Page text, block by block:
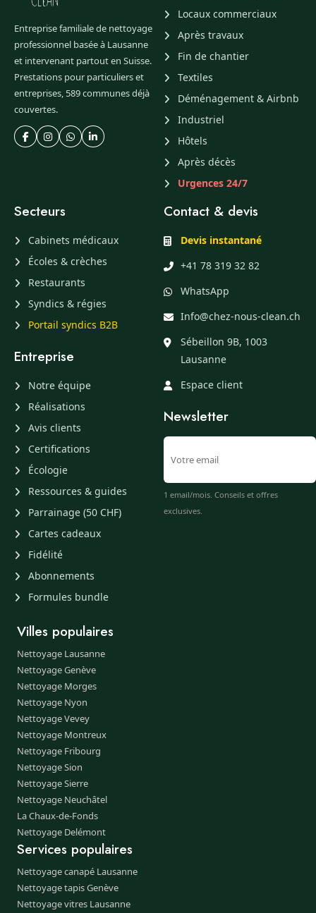
Entreprise familiale de nettoyage
professionnel basée à Lausanne
et intervenant partout en Suisse.
Prestations pour particuliers et
entreprises, 589 communes déjà
couvertes.
Locaux commerciaux
Après travaux
Fin de chantier
Textiles
Déménagement & Airbnb
Industriel
Hôtels
Après décès
Urgences 24/7
Secteurs
Cabinets médicaux
Écoles & crèches
Restaurants
Syndics & régies
Portail syndics B2B
Entreprise
Notre équipe
Réalisations
Avis clients
Certifications
Écologie
Ressources & guides
Parrainage (50 CHF)
Cartes cadeaux
Fidélité
Abonnements
Formules bundle
Contact & devis
Devis instantané
+41 78 319 32 82
WhatsApp
Info@chez-nous-clean.ch
Sébeillon 9B, 1003
Lausanne
Espace client
Newsletter
1 email/mois. Conseils et offres
exclusives.
Villes populaires
Nettoyage Lausanne
Nettoyage Genève
Nettoyage Morges
Nettoyage Nyon
Nettoyage Vevey
Nettoyage Montreux
Nettoyage Fribourg
Nettoyage Sion
Nettoyage Sierre
Nettoyage Neuchâtel
La Chaux-de-Fonds
Nettoyage Delémont
Services populaires
Nettoyage canapé Lausanne
Nettoyage tapis Genève
Nettoyage vitres Lausanne